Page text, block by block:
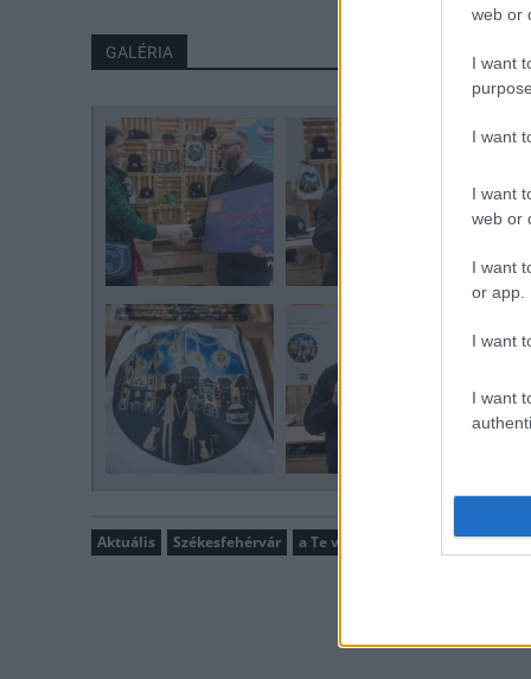
web or
I want
I want
I want
web or
I want
or app.
I want
I want
GALÉRIA
Aktuális Székesfehérvár a Te városod, a te divatod